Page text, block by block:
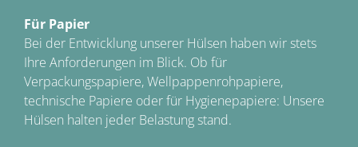
Für Papier
Bei der Entwicklung unserer Hülsen haben wir stets
Ihre Anforderungen im Blick. Ob für
Verpackungspapiere, Wellpappenrohpapiere,
technische Papiere oder für Hygienepapiere: Unsere
Hülsen halten jeder Belastung stand.